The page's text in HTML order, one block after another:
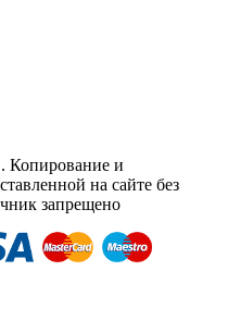
и
на сайте без
запрещено